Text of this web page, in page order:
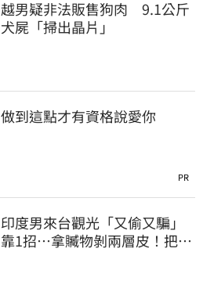
越男疑非法販售狗肉 9.1公斤
犬屍「掃出晶片」
做到這點才有資格說愛你
PR
印度男來台觀光「又偷又騙」
靠1招…拿贓物剝兩層皮！把全